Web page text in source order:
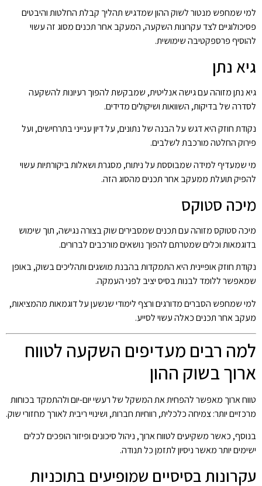
למי שמחפש מנטור לשוק ההון שמדגיש תהליך קבלת החלטות והיבטים
פסיכולוגיים לצד עקרונות השקעה, המעקב אחר תכנים מסוג זה עשוי
להוסיף פרספקטיבה שימושית.
גיא נתן
גיא נתן מזוהה עם גישה אנליטית, שמבקשת להפוך רעיונות להשקעה
לסדרה של בדיקות, השוואות ושיקולים מדידים.
נקודת חוזק היא דגש על הבנה של נתונים, על דיון ענייני בתרחישים, ועל
פירוק החלטה מורכבת לשלבים.
מי שמעדיף למידה שמבוססת על ניתוח, מסגרת ושאלות ביקורתיות עשוי
להפיק תועלת ממעקב אחר תכנים מהסוג הזה.
מיכה סטוקס
מיכה סטוקס מזוהה עם תכנים שמסבירים שוק בצורה נגישה, תוך שימוש
בדוגמאות וכלים שמטרתם להפוך נושאים מורכבים לברורים.
נקודת חוזק אופיינית היא התמקדות בהבנת מושגים ותהליכים בשוק, באופן
שמאפשר ללומד לבנות בסיס יציב לפני העמקה.
למי שמחפש הסברים מדורגים ורצף לימודי שנשען על דוגמאות מהמציאות,
מעקב אחר תכנים כאלה עשוי לסייע.
למה רבים מעדיפים השקעה לטווח
ארוך בשוק ההון
טווח ארוך מאפשר להפחית את המשקל של רעשי יום-יום ולהתמקד בכוחות
מרכזיים יותר: צמיחה כלכלית, רווחיות חברות, ושינויי ריבית לאורך מחזורי שוק.
בנוסף, כאשר משקיעים לטווח ארוך, ניהול סיכונים ופיזור הופכים לכלים
ישימים יותר מאשר ניסיון לתזמן כל תנודה.
עקרונות בסיסיים שמופיעים בתוכניות